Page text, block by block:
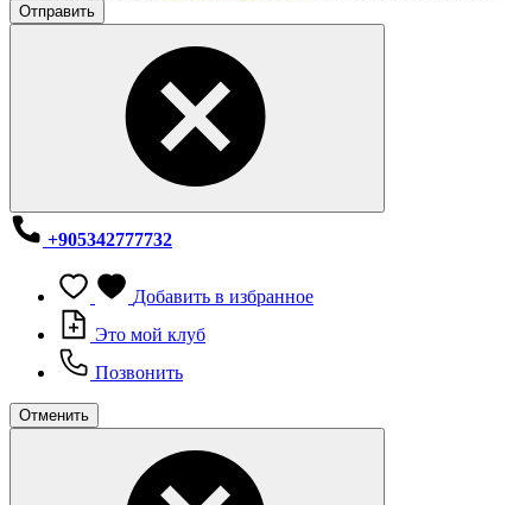
Отправить
+905342777732
Добавить в избранное
Это мой клуб
Позвонить
Отменить